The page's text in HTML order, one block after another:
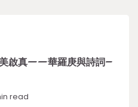
美啟真——華羅庚與詩詞–
read